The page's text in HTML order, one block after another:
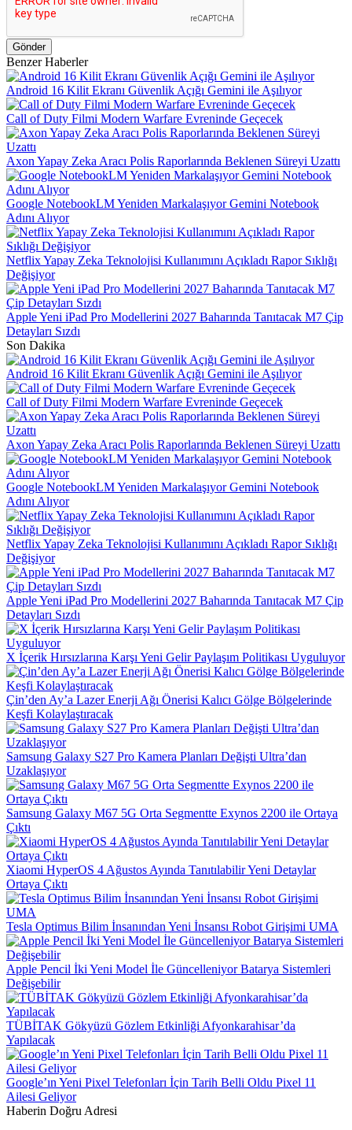
Gönder
Benzer Haberler
Android 16 Kilit Ekranı Güvenlik Açığı Gemini ile Aşılıyor
Call of Duty Filmi Modern Warfare Evreninde Geçecek
Axon Yapay Zeka Aracı Polis Raporlarında Beklenen Süreyi Uzattı
Google NotebookLM Yeniden Markalaşıyor Gemini Notebook
Adını Alıyor
Netflix Yapay Zeka Teknolojisi Kullanımını Açıkladı Rapor Sıklığı
Değişiyor
Apple Yeni iPad Pro Modellerini 2027 Baharında Tanıtacak M7 Çip
Detayları Sızdı
Son Dakika
Android 16 Kilit Ekranı Güvenlik Açığı Gemini ile Aşılıyor
Call of Duty Filmi Modern Warfare Evreninde Geçecek
Axon Yapay Zeka Aracı Polis Raporlarında Beklenen Süreyi Uzattı
Google NotebookLM Yeniden Markalaşıyor Gemini Notebook
Adını Alıyor
Netflix Yapay Zeka Teknolojisi Kullanımını Açıkladı Rapor Sıklığı
Değişiyor
Apple Yeni iPad Pro Modellerini 2027 Baharında Tanıtacak M7 Çip
Detayları Sızdı
X İçerik Hırsızlarına Karşı Yeni Gelir Paylaşım Politikası Uyguluyor
Çin’den Ay’a Lazer Enerji Ağı Önerisi Kalıcı Gölge Bölgelerinde
Keşfi Kolaylaştıracak
Samsung Galaxy S27 Pro Kamera Planları Değişti Ultra’dan
Uzaklaşıyor
Samsung Galaxy M67 5G Orta Segmentte Exynos 2200 ile Ortaya
Çıktı
Xiaomi HyperOS 4 Ağustos Ayında Tanıtılabilir Yeni Detaylar
Ortaya Çıktı
Tesla Optimus Bilim İnsanından Yeni İnsansı Robot Girişimi UMA
Apple Pencil İki Yeni Model İle Güncelleniyor Batarya Sistemleri
Değişebilir
TÜBİTAK Gökyüzü Gözlem Etkinliği Afyonkarahisar’da
Yapılacak
Google’ın Yeni Pixel Telefonları İçin Tarih Belli Oldu Pixel 11
Ailesi Geliyor
Haberin Doğru Adresi